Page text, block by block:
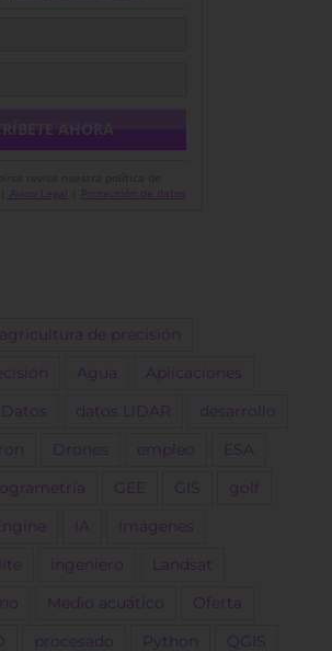
Aviso Legal Protección de datos
agricultura de precisión
Agua Aplicaciones
Datos datos LiDAR desarrollo
Drones empleo ESA
GEE GIS golf
IA Imágenes
ingeniero Landsat
Medio acuático Oferta
procesado Python QGIS